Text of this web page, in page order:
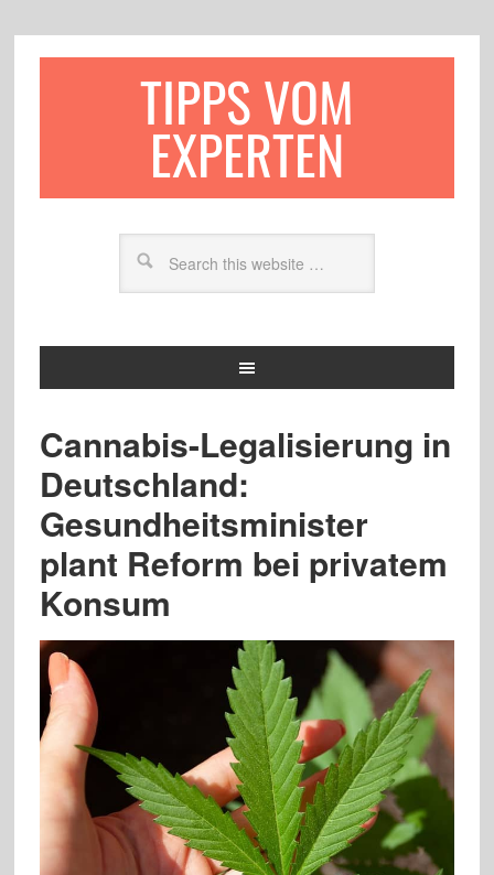
TIPPS VOM
EXPERTEN
Cannabis-Legalisierung in
Deutschland:
Gesundheitsminister
plant Reform bei privatem
Konsum